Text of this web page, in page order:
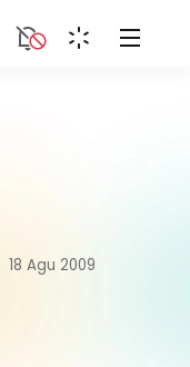
18 Agu 2009